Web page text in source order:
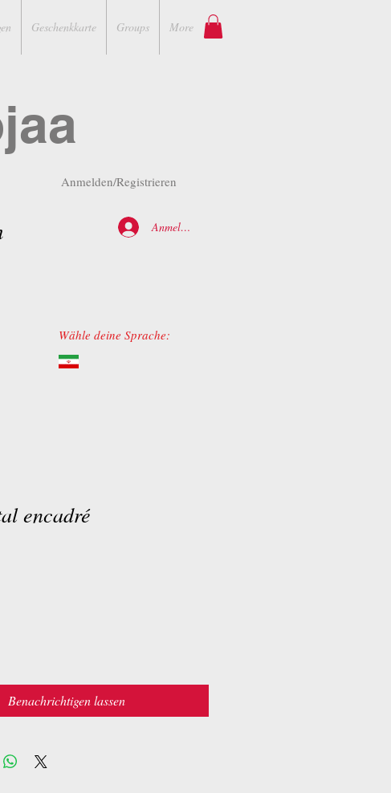
Geschenkkarte Groups More
Anmelden/Registrieren
Anmelden
Wähle deine Sprache:
encadré
Benachrichtigen lassen